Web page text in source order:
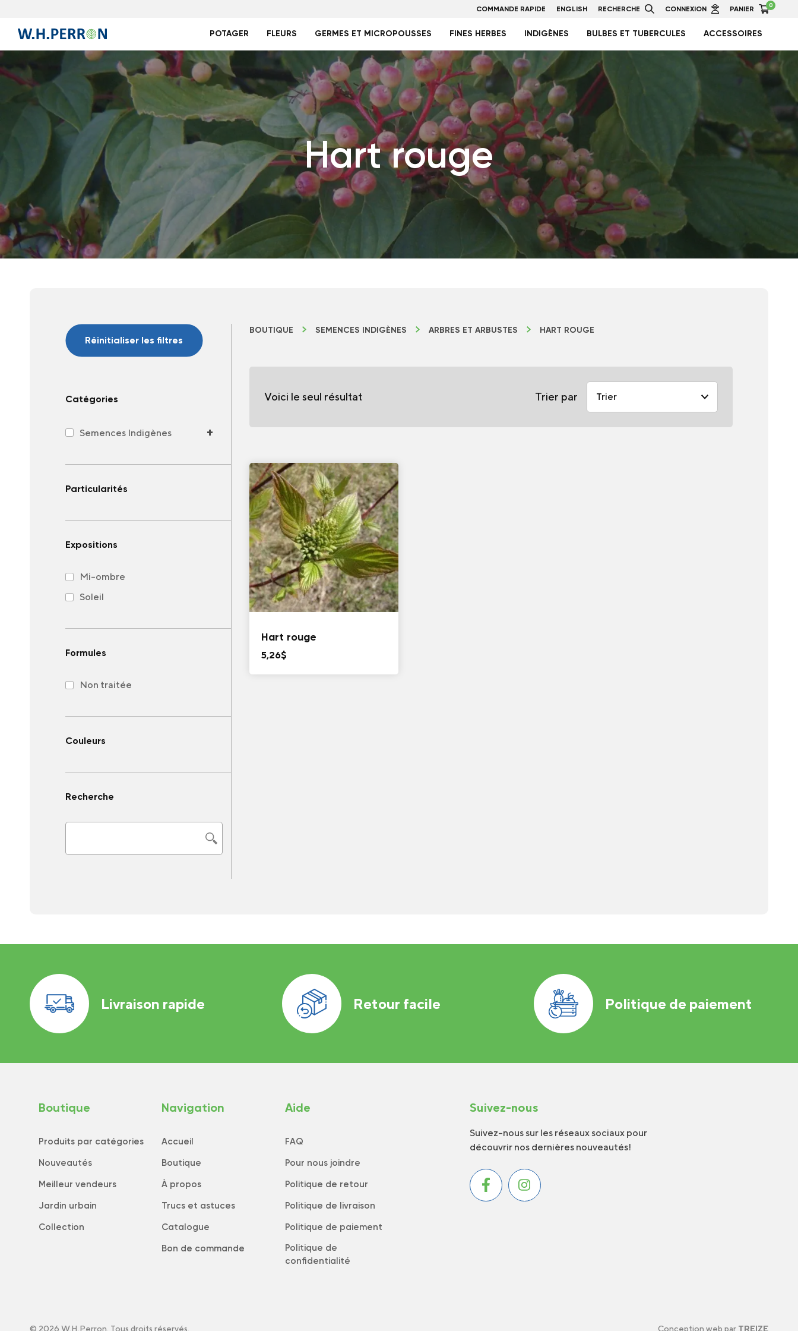
COMMANDE RAPIDE ENGLISH RECHERCHE CONNEXION PANIER 0
POTAGER FLEURS GERMES ET MICROPOUSSES FINES HERBES INDIGÈNES BULBES ET TUBERCULES ACCESSOIRES
Hart rouge
Réinitialiser les filtres
Catégories
Semences Indigènes +
Particularités
Expositions
Mi-ombre
Soleil
Formules
Non traitée
Couleurs
Recherche
BOUTIQUE SEMENCES INDIGÈNES ARBRES ET ARBUSTES HART ROUGE
Voici le seul résultat Trier par
Hart rouge
5,26$
Livraison rapide Retour facile Politique de paiement
Boutique
Produits par catégories
Nouveautés
Meilleur vendeurs
Jardin urbain
Collection
Navigation
Accueil
Boutique
À propos
Trucs et astuces
Catalogue
Bon de commande
Aide
FAQ
Pour nous joindre
Politique de retour
Politique de livraison
Politique de paiement
Politique de
confidentialité
Suivez-nous
Suivez-nous sur les réseaux sociaux pour
découvrir nos dernières nouveautés!
© 2026 W.H.Perron. Tous droits réservés. Conception web par TREIZE